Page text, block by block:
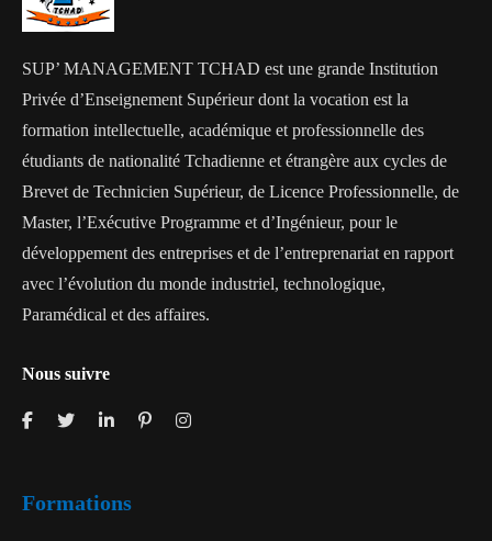
SUP’ MANAGEMENT TCHAD est une grande Institution
Privée d’Enseignement Supérieur dont la vocation est la
formation intellectuelle, académique et professionnelle des
étudiants de nationalité Tchadienne et étrangère aux cycles de
Brevet de Technicien Supérieur, de Licence Professionnelle, de
Master, l’Exécutive Programme et d’Ingénieur, pour le
développement des entreprises et de l’entreprenariat en rapport
avec l’évolution du monde industriel, technologique,
Paramédical et des affaires.
Nous suivre
Formations